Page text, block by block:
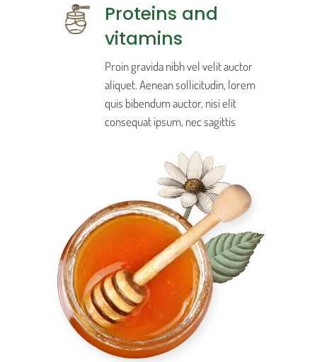
Proteins and
vitamins
Proin gravida nibh vel velit auctor
aliquet. Aenean sollicitudin, lorem
quis bibendum auctor, nisi elit
consequat ipsum, nec sagittis